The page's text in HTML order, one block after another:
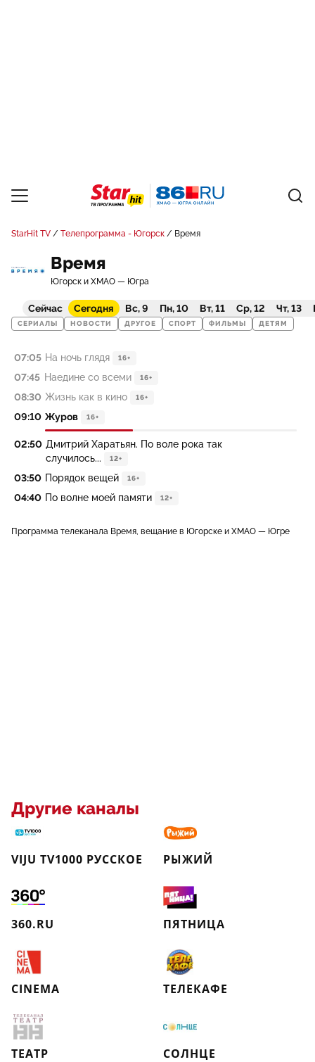
StarHit TV Телепрограмма - Югорск Время
Время
Югорск и ХМАО — Югра
Сейчас Сегодня Вс, 9 Пн, 10 Вт, 11 Ср, 12 Чт, 13
СЕРИАЛЫ НОВОСТИ ДРУГОЕ СПОРТ ФИЛЬМЫ ДЕТЯМ
07:05 На ночь глядя 16+
07:45 Наедине со всеми 16+
08:30 Жизнь как в кино 16+
09:10 Журов 16+
02:50 Дмитрий Харатьян. По воле рока так
случилось...
12+
03:50 Порядок вещей 16+
04:40 По волне моей памяти 12+
Программа телеканала Время, вещание в Югорске и ХМАО — Югре
Другие каналы
VIJU TV1000 РУССКОЕ РЫЖИЙ
360.RU ПЯТНИЦА
CINEMA ТЕЛЕКАФЕ
ТЕАТР СОЛНЦЕ